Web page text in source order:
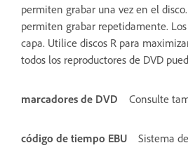
permiten grabar una vez en el
permiten grabar repetidamente.
capa. Utilice discos R para
todos los reproductores de DVD
marcadores de DVD Consulte
código de tiempo EBU
Sistema